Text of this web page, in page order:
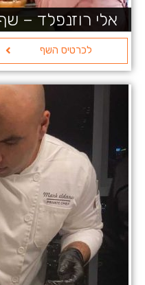
אלי רוזנפלד –
לכרטיס השף